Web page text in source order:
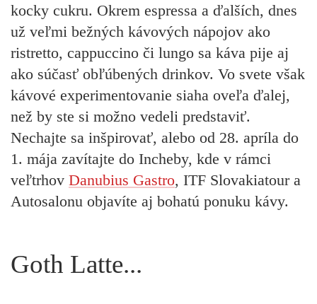
kocky cukru. Okrem espressa a ďalších, dnes
už veľmi bežných kávových nápojov ako
ristretto, cappuccino či lungo sa káva pije aj
ako súčasť obľúbených drinkov. Vo svete však
kávové experimentovanie siaha oveľa ďalej,
než by ste si možno vedeli predstaviť.
Nechajte sa inšpirovať, alebo od 28. apríla do
1. mája zavítajte do Incheby, kde v rámci
veľtrhov Danubius Gastro, ITF Slovakiatour a
Autosalonu objavíte aj bohatú ponuku kávy.
Goth Latte...